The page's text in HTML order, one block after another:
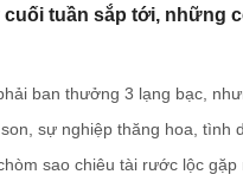
tuần sắp tới, những
ban thưởng 3 lạng bạc,
sự nghiệp thăng hoa, tình
sao chiêu tài rước lộc